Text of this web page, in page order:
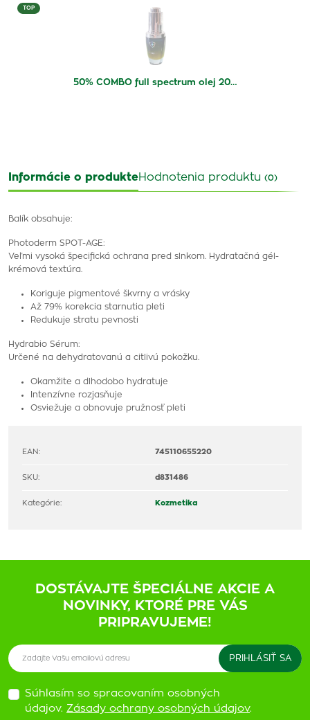
TOP
50% COMBO full spectrum olej 20…
Informácie o produkteHodnotenia produktu (0)
Balík obsahuje:
Photoderm SPOT-AGE:
Veľmi vysoká špecifická ochrana pred slnkom.
Hydratačná gél-
krémová textúra.
Koriguje pigmentové škvrny a vrásky
Až 79% korekcia starnutia pleti
Redukuje stratu pevnosti
Hydrabio Sérum:
Určené na dehydratovanú a citlivú pokožku.
Okamžite a dlhodobo hydratuje
Intenzívne rozjasňuje
Osviežuje a obnovuje pružnosť pleti
EAN: 745110655220
SKU: d831486
Kategórie: Kozmetika
DOSTÁVAJTE ŠPECIÁLNE AKCIE A
NOVINKY, KTORÉ PRE VÁS
PRIPRAVUJEME!
Súhlasím so spracovaním osobných
údajov. Zásady ochrany osobných údajov.